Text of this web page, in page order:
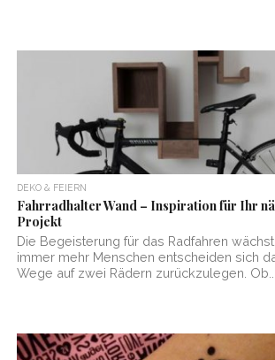
DEKO & FEIERN
Fahrradhalter Wand – Inspiration für Ihr
Projekt
Die Begeisterung für das Radfahren
immer mehr Menschen entscheiden sich
Wege auf zwei Rädern zurückzulegen. Ob...